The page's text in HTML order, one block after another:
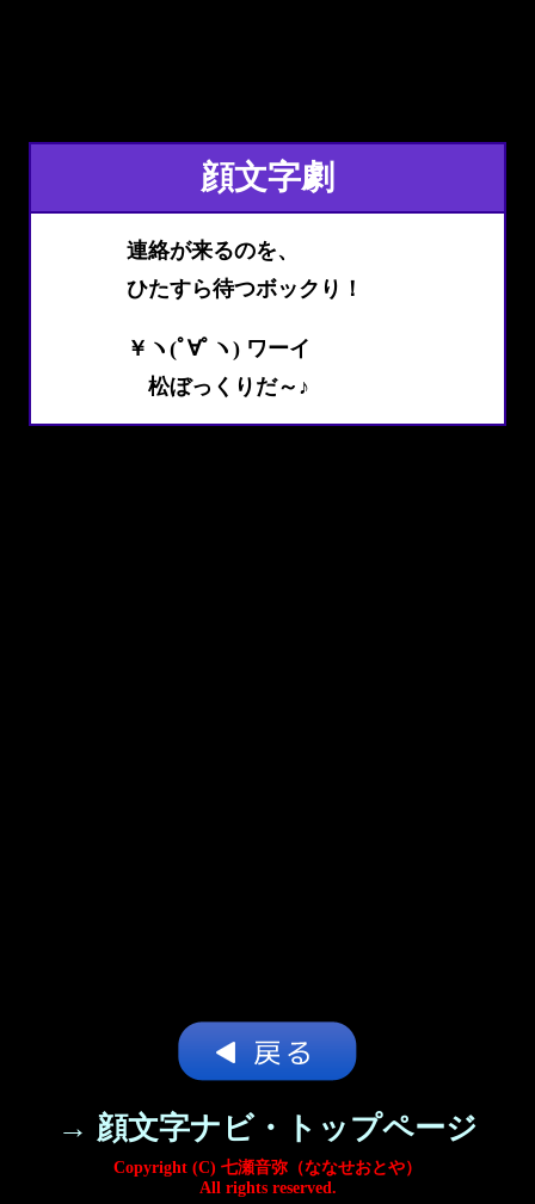
顔文字劇
連絡が来るのを、
ひたすら待つボックり！
￥ヽ(ﾟ∀ﾟヽ) ワーイ
松ぼっくりだ～♪
→ 顔文字ナビ・トップページ
Copyright (C) 七瀬音弥（ななせおとや）
All rights reserved.